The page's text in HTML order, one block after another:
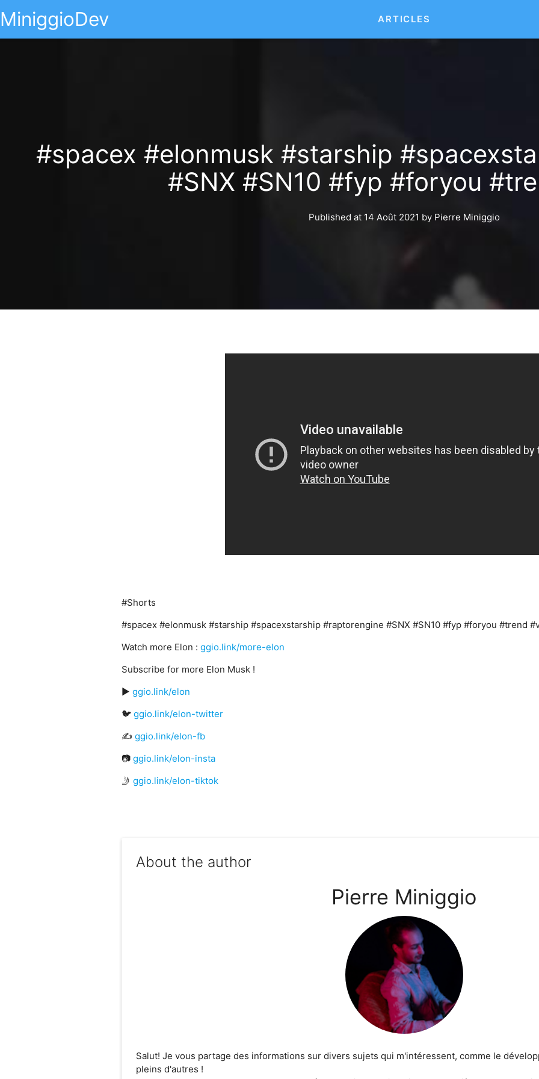
MiniggioDev ARTICLES
#spacex #elonmusk #starship
#SNX #SN10 #fyp #foryou
Published at 14 Août 2021 by Pierre Miniggio
#Shorts
#spacex #elonmusk #starship #spacexstarship #raptorengine #SNX #SN10 #fyp #foryou #trend
Watch more Elon : ggio.link/more-elon
Subscribe for more Elon Musk !
▶️ ggio.link/elon
🐦 ggio.link/elon-twitter
✍ ggio.link/elon-fb
📷 ggio.link/elon-insta
🤳 ggio.link/elon-tiktok
About the author
Pierre Miniggio
Salut! Je vous partage des informations sur divers sujets qui m'intéressent, comme le
pleins d'autres !